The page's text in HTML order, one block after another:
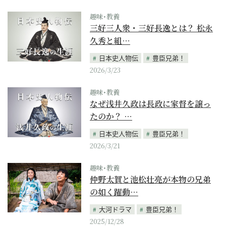
趣味･教養
三好三人衆・三好長逸とは？ 松永
久秀と組…
日本史人物伝
豊臣兄弟！
2026/3/23
趣味･教養
なぜ浅井久政は長政に家督を譲っ
たのか？ …
日本史人物伝
豊臣兄弟！
2026/3/21
趣味･教養
仲野太賀と池松壮亮が本物の兄弟
の如く躍動…
大河ドラマ
豊臣兄弟！
2025/12/28